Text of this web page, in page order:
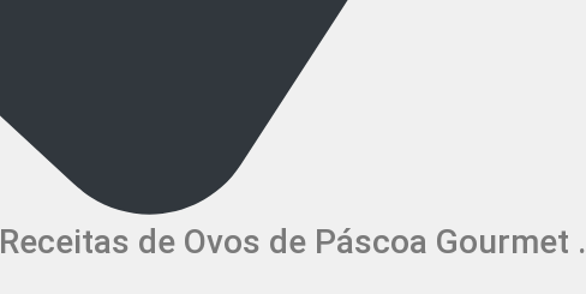
Receitas de Ovos de Páscoa Gourmet .